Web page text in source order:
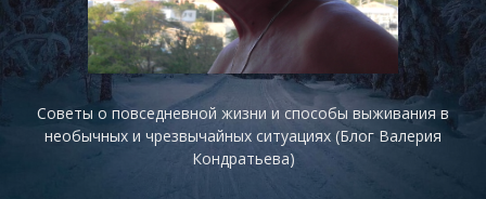
Советы о повседневной жизни и способы выживания в
необычных и чрезвычайных ситуациях (Блог Валерия
Кондратьева)